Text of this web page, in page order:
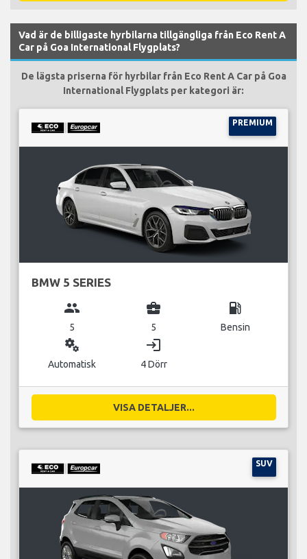
Vad är de billigaste hyrbilarna tillgängliga från Eco Rent A
Car på Goa International Flygplats?
De lägsta priserna för hyrbilar från Eco Rent A Car på Goa
International Flygplats per kategori är:
PREMIUM
BMW 5 SERIES
group
5
business_center
5
local_gas_station
Bensin
miscellaneous_services
Automatisk
login
4 Dörr
VISA DETALJER...
SUV